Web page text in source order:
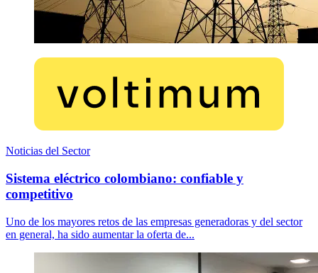
Noticias del Sector
Sistema eléctrico colombiano: confiable y
competitivo
Uno de los mayores retos de las empresas generadoras y del sector
en general, ha sido aumentar la oferta de...